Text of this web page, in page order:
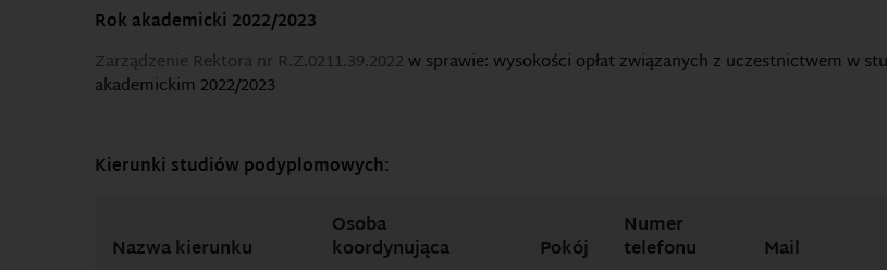
Rok akademicki 2022/2023
Zarządzenie Rektora nr R.Z.0211.39.2022w sprawie: wysokości opłat związanych z uczestnictwem w
akademickim 2022/2023
Kierunki studiów podyplomowych:
Nazwa kierunku
Osoba
koordynująca Pokój
Numer
telefonu Mail